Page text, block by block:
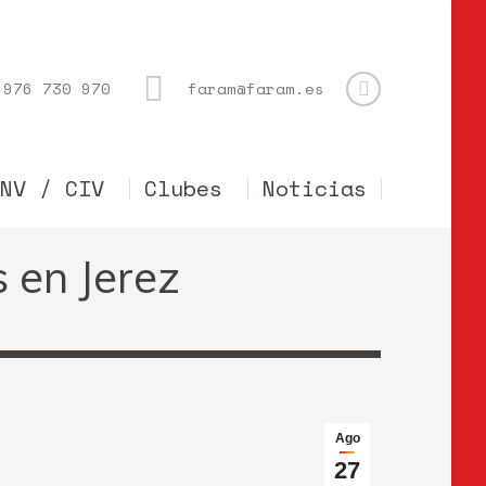
976 730 970 faram@faram.es
/ CIV Clubes Noticias
Jerez
Ago
27